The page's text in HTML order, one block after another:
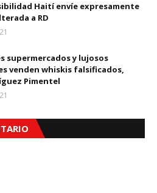
Haití envíe expresamente
a RD
supermercados y lujosos
venden whiskis falsificados,
Pimentel